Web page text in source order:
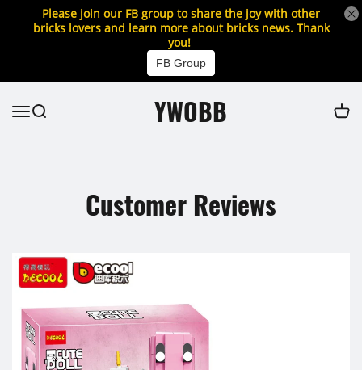
Please join our FB group to share the joy with other
bricks lovers and learn more about bricks news. Thank
you!
FB Group
YWOBB
Customer Reviews